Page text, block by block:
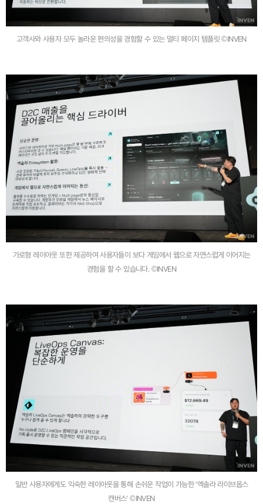
고객사와 사용자 모두 놀라운 편의성을 경험할 수 있는 멀티 페이지 템플릿 ©INVEN
가로형 레이아웃 또한 제공하여 사용자들이 보다 게임에서 웹으로 자연스럽게 이어지는
경험을 할 수 있습니다. ©INVEN
일반 사용자에게도 익숙한 레이아웃을 통해 손쉬운 작업이 가능한 '엑솔라 라이브옵스
캔버스' ©INVEN